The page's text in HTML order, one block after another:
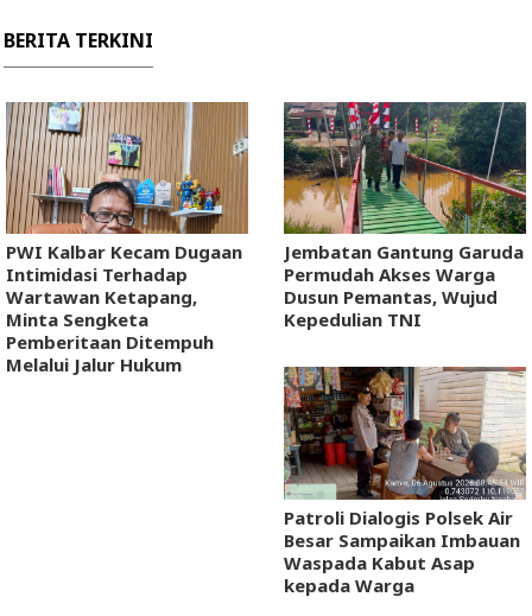
BERITA TERKINI
PWI Kalbar Kecam Dugaan
Intimidasi Terhadap
Wartawan Ketapang,
Minta Sengketa
Pemberitaan Ditempuh
Melalui Jalur Hukum
Jembatan Gantung Garuda
Permudah Akses Warga
Dusun Pemantas, Wujud
Kepedulian TNI
Patroli Dialogis Polsek Air
Besar Sampaikan Imbauan
Waspada Kabut Asap
kepada Warga